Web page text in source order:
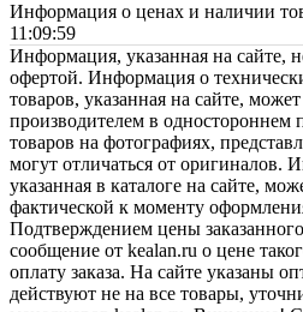
Информация о ценах и наличии
11:09:59
Информация, указанная на сайте,
офертой. Информация о
товаров, указанная на сайте,
производителем в одностороннем
товаров на фотографиях,
могут отличаться от оригиналов.
указанная в каталоге на сайте,
фактической к моменту
Подтверждением цены заказанного
сообщение от kealan.ru о цене
оплату заказа. На сайте указаны
действуют не на все товары,